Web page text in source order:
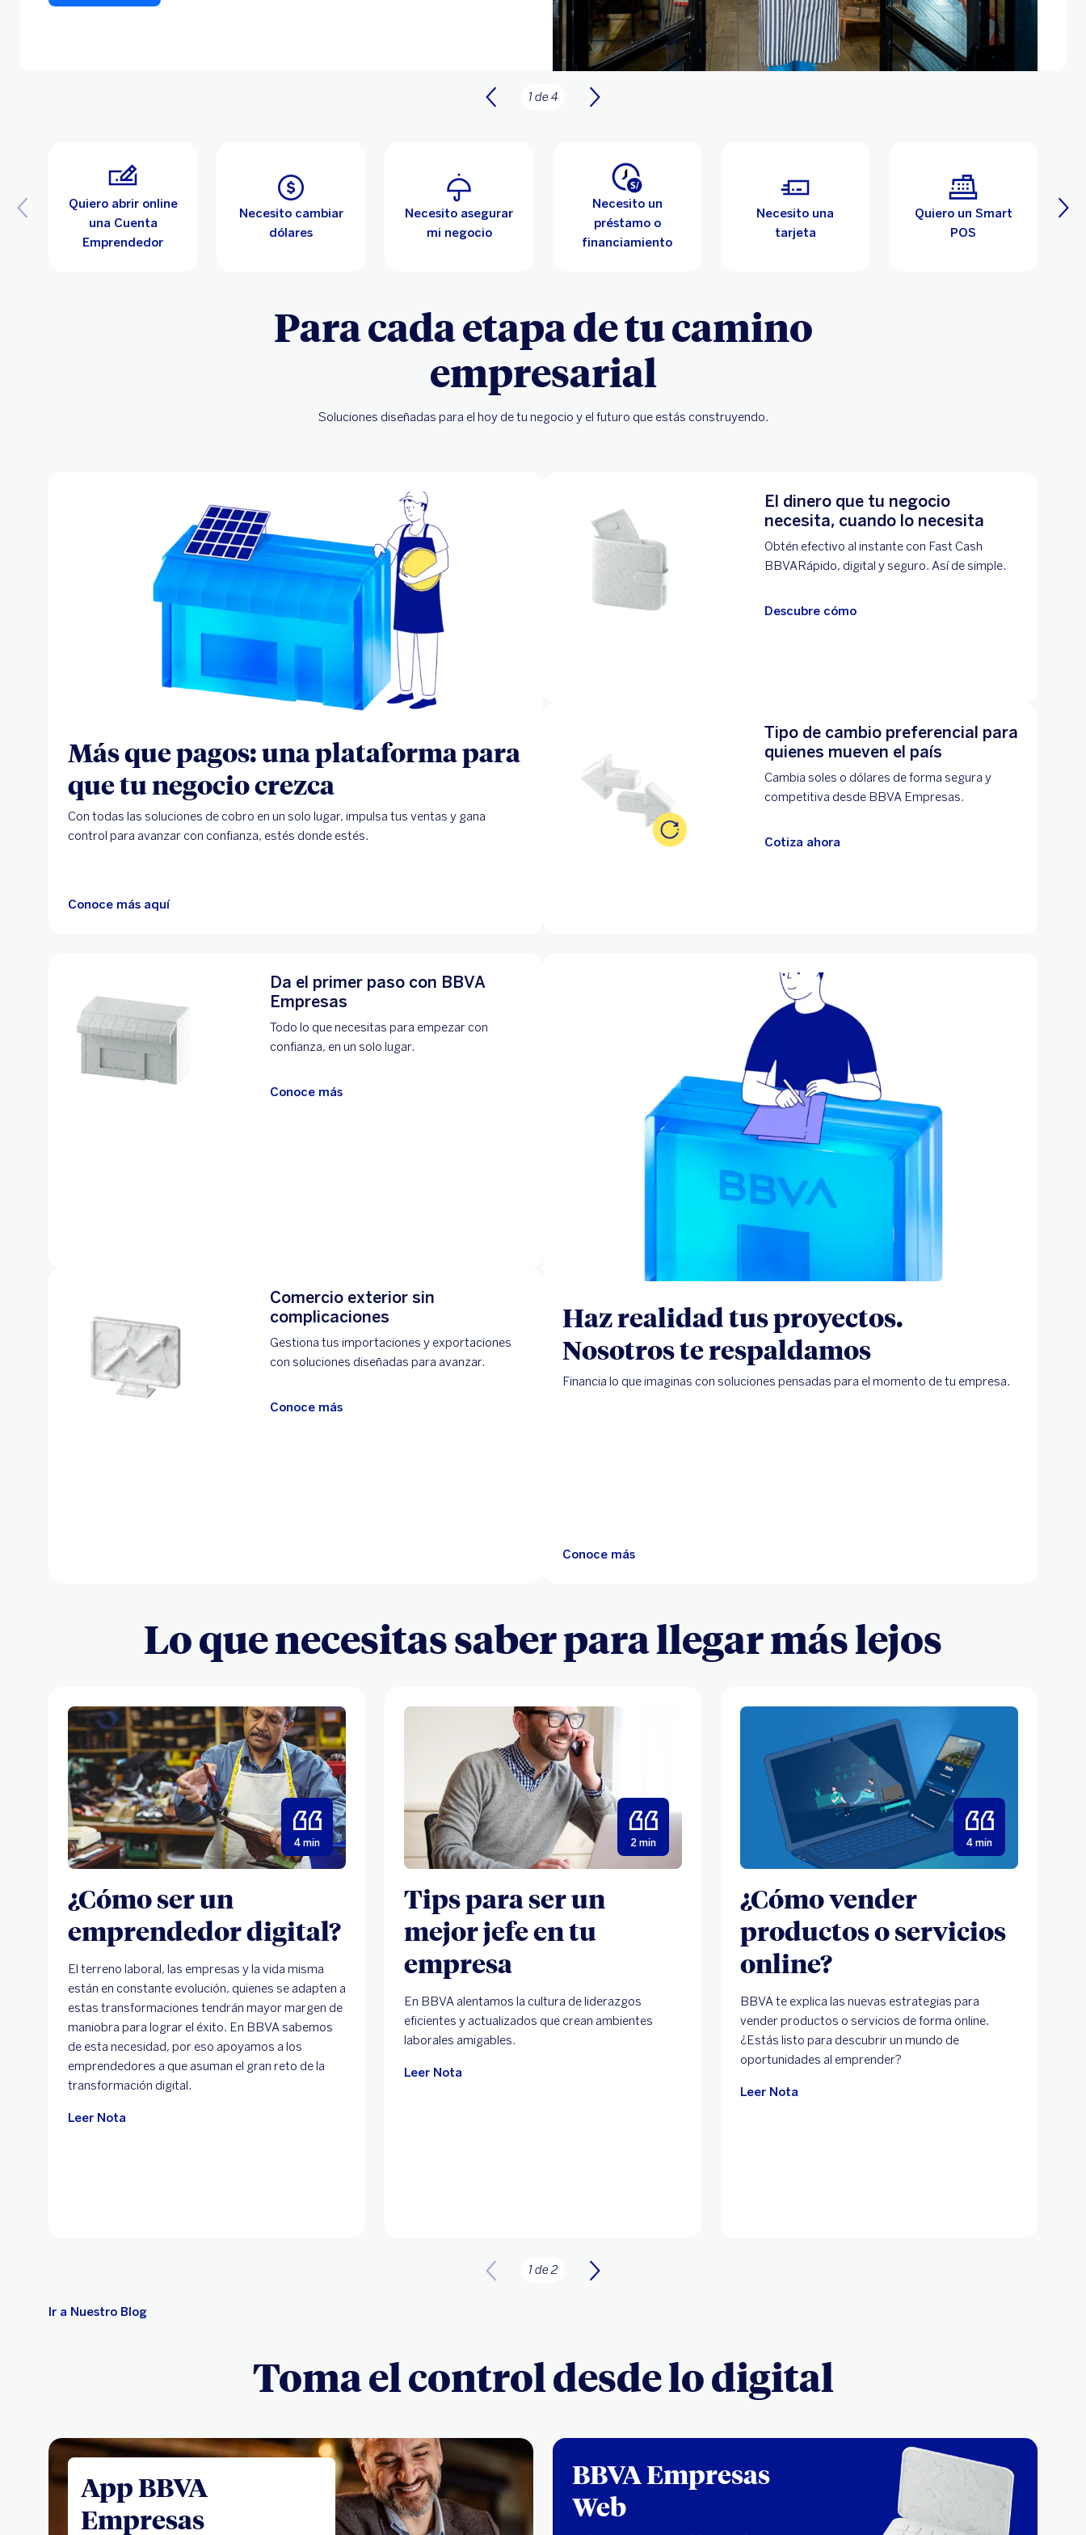
2 de 4
Quiero abrir online
una Cuenta
Emprendedor
Necesito cambiar
dólares
Necesito asegurar
mi negocio
Necesito un
préstamo o
financiamiento
Necesito una
tarjeta
Quiero un Smart
POS
Para cada etapa de tu camino
empresarial
Soluciones diseñadas para el hoy de tu negocio y el futuro que estás construyendo.
Más que pagos: una plataforma para
que tu negocio crezca
Con todas las soluciones de cobro en un solo lugar, impulsa tus ventas y gana
control para avanzar con confianza, estés donde estés.
Conoce más aquí
El dinero que tu negocio
necesita, cuando lo necesita
Obtén efectivo al instante con Fast Cash
BBVARápido, digital y seguro. Así de simple.
Descubre cómo
Tipo de cambio preferencial para
quienes mueven el país
Cambia soles o dólares de forma segura y
competitiva desde BBVA Empresas.
Cotiza ahora
Haz realidad tus proyectos.
Nosotros te respaldamos
Financia lo que imaginas con soluciones pensadas para el momento de tu empresa.
Conoce más
Da el primer paso con BBVA
Empresas
Todo lo que necesitas para empezar con
confianza, en un solo lugar.
Conoce más
Comercio exterior sin
complicaciones
Gestiona tus importaciones y exportaciones
con soluciones diseñadas para avanzar.
Conoce más
Lo que necesitas saber para llegar más lejos
4 min
¿Cómo ser un
emprendedor digital?
El terreno laboral, las empresas y la vida misma
están en constante evolución, quienes se adapten a
estas transformaciones tendrán mayor margen de
maniobra para lograr el éxito. En BBVA sabemos
de esta necesidad, por eso apoyamos a los
emprendedores a que asuman el gran reto de la
transformación digital.
Leer Nota
2 min
Tips para ser un
mejor jefe en tu
empresa
En BBVA alentamos la cultura de liderazgos
eficientes y actualizados que crean ambientes
laborales amigables.
Leer Nota
4 min
¿Cómo vender
productos o servicios
online?
BBVA te explica las nuevas estrategias para
vender productos o servicios de forma online.
¿Estás listo para descubrir un mundo de
oportunidades al emprender?
Leer Nota
1 de 2
Ir a Nuestro Blog
Toma el control desde lo digital
App BBVA
Empresas
BBVA Empresas
Web